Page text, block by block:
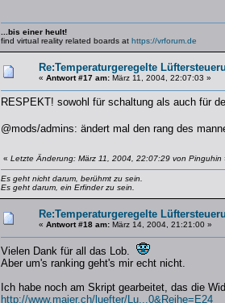
...bis einer heult!
find virtual reality related boards at https://vrforum.de
Re:Temperaturgeregelte
« Antwort #17 am: März 11, 2004, 22:07:03 »
RESPEKT! sowohl für schaltung als auch für
@mods/admins: ändert mal den rang des
« Letzte Änderung: März 11, 2004, 22:07:29 von Pinguhin
Es geht nicht darum, berühmt zu sein.
Es geht darum, ein Erfinder zu sein.
Re:Temperaturgeregelte
« Antwort #18 am: März 14, 2004, 21:21:00 »
Vielen Dank für all das Lob.
Aber um's ranking geht's mir echt nicht.
Ich habe noch am Skript gearbeitet, das die
http://www.majer.ch/luefter/Lu...0&Reihe=E24